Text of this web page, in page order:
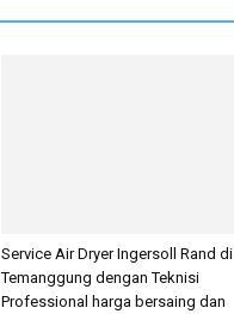
Service Air Dryer Ingersoll Rand di
Temanggung dengan Teknisi
Professional harga bersaing dan